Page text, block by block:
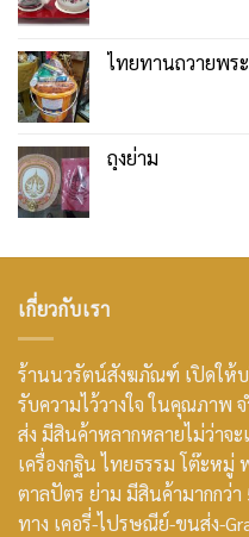
ไทยทานถวายพร
ถุงย่าม
เกี่ยวกับเรา
ร้านนวรัตน์สังฆภัณฑ์ เปิดให้
รับความไว้วางใจ ในคุณภา
ส่ง มีสินค้าหลากหลายไม่ว่าจะ
เครื่องกฐิน ไทยธรรม โต๊ะห
ตาลปัตร ย่าม มีสินค้ามากกว่า
ทาง เคอรี่-ไปรษณีย์-ขนส่ง-